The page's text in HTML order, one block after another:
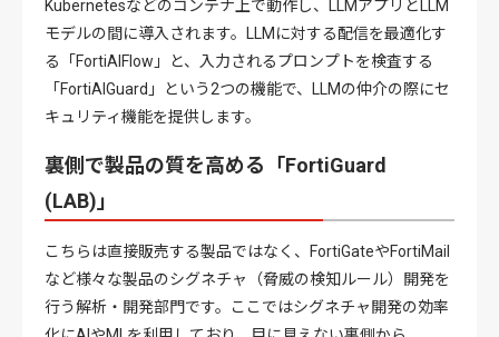
Kubernetesなどのコンテナ上で動作し、LLMアプリとLLM
モデルの間に導入されます。
LLMに対する配信を最適化す
る「FortiAIFlow」と、入力されるプロンプトを検査する
「FortiAIGuard」という2つの機能で、LLMの仲介の際にセ
キュリティ機能を提供します。
裏側で製品の質を高める「FortiGuard
(LAB)」
こちらは直接販売する製品ではなく、FortiGateやFortiMail
など様々な製品のシグネチャ（脅威の検知ルール）開発を
行う解析・開発部門です。ここではシグネチャ開発の効率